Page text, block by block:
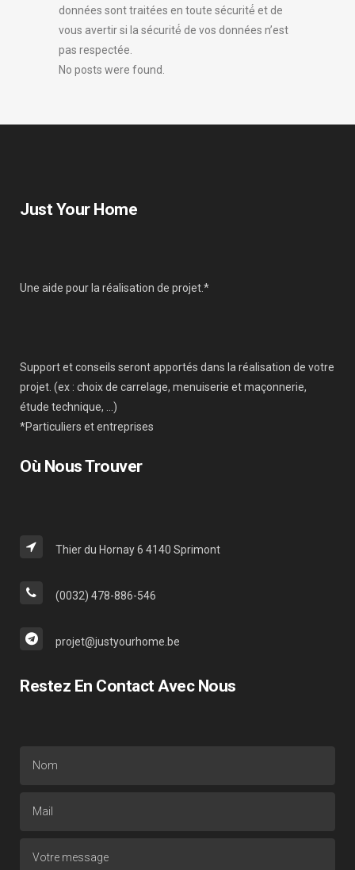
données sont traitées en toute sécurité́ et de
vous avertir si la sécurité́ de vos données n’est
pas respectée.
No posts were found.
Just Your Home
Une aide pour la réalisation de projet.*
Support et conseils seront apportés dans la réalisation de votre
projet. (ex : choix de carrelage, menuiserie et maçonnerie,
étude technique, …)
*Particuliers et entreprises
Où Nous Trouver
Thier du Hornay 6 4140 Sprimont
(0032) 478-886-546
projet@justyourhome.be
Restez En Contact Avec Nous